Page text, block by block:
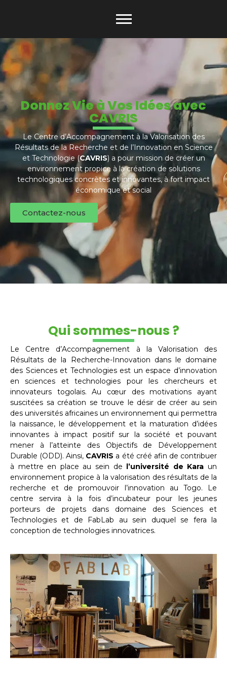
Donnez Vie à Vos Idées avec
CAVRIS
Le Centre d’Accompagnement à la Valorisation des
Résultats de la Recherche et de l’Innovation en Science
et Technologie (CAVRIS) a pour mission de créer un
environnement propice à la création de solutions
technologiques concrètes et innovantes, à fort impact
économique et social
Contactez-nous
Qui sommes-nous ?
Le Centre d’Accompagnement à la Valorisation des
Résultats de la Recherche-Innovation dans le domaine
des Sciences et Technologies est un espace d’innovation
en sciences et technologies pour les chercheurs et
innovateurs togolais. Au cœur des motivations ayant
suscitées sa création se trouve le désir de créer au sein
des universités africaines un environnement qui permettra
la naissance, le développement et la maturation d’idées
innovantes à impact positif sur la société et pouvant
mener à l’atteinte des Objectifs de Développement
Durable (ODD). Ainsi, CAVRIS a été créé afin de contribuer
à mettre en place au sein de
l’université de Kara un
environnement propice à la valorisation des résultats de la
recherche et de promouvoir l’innovation au Togo. Le
centre servira à la fois d’incubateur pour les jeunes
porteurs de projets dans domaine des Sciences et
Technologies et de FabLab au sein duquel se fera la
conception de technologies innovatrices.